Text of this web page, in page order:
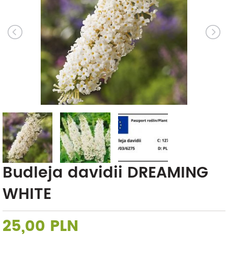
Budleja davidii DREAMING
WHITE
25,00 PLN